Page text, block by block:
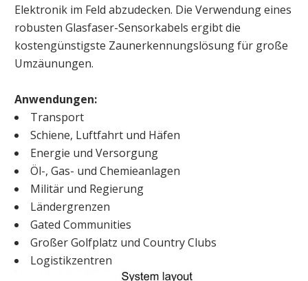
Elektronik im Feld abzudecken. Die Verwendung eines
robusten Glasfaser-Sensorkabels ergibt die
kostengünstigste Zaunerkennungslösung für große
Umzäunungen.
Anwendungen:
Transport
Schiene, Luftfahrt und Häfen
Energie und Versorgung
Öl-, Gas- und Chemieanlagen
Militär und Regierung
Ländergrenzen
Gated Communities
Großer Golfplatz und Country Clubs
Logistikzentren